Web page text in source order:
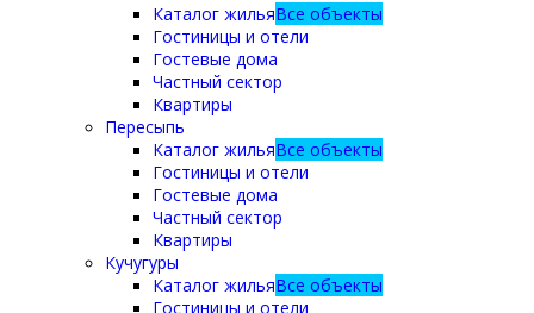
Каталог жильяВсе объекты
Гостиницы и отели
Гостевые дома
Частный сектор
Квартиры
Пересыпь
Каталог жильяВсе объекты
Гостиницы и отели
Гостевые дома
Частный сектор
Квартиры
Кучугуры
Каталог жильяВсе объекты
Гостиницы и отели